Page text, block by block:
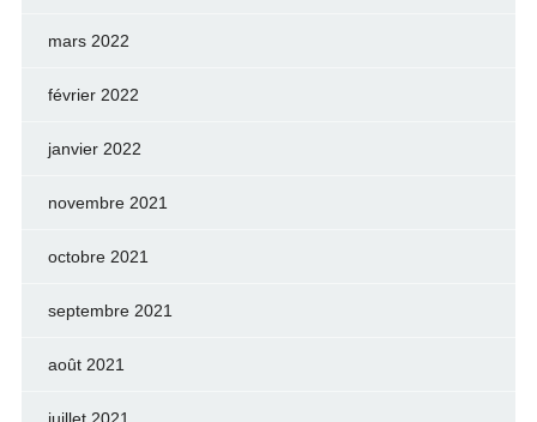
mars 2022
février 2022
janvier 2022
novembre 2021
octobre 2021
septembre 2021
août 2021